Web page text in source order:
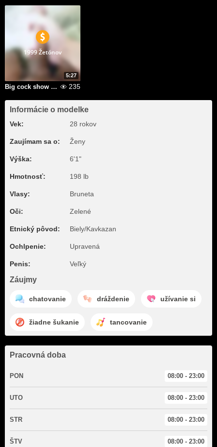
5:27
1999 Žetónov
Big cock show and cum shoots 235
Informácie o modelke
Vek: 28 rokov
Zaujímam sa o: Ženy
Výška: 6'1"
Hmotnosť: 198 lb
Vlasy: Bruneta
Oči: Zelené
Etnický pôvod: Biely/Kavkazan
Ochlpenie: Upravená
Penis: Veľký
Záujmy
chatovanie dráždenie užívanie si
žiadne šukanie tancovanie
Pracovná doba
PON 08:00 - 23:00
UTO 08:00 - 23:00
STR 08:00 - 23:00
ŠTV 08:00 - 23:00